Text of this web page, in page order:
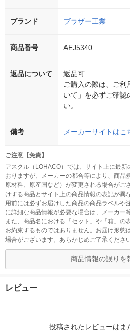
ブランド ブラザー工業
商品番号 AEJ5340
返品について
返品可
ご購入の際は、ご利
いて」を必ずご確認
い。
備考 メーカーサイトはこ
ご注意【免責】
アスクル（LOHACO）では、サイト上に最
おりますが、メーカーの都合等により、商品
原材料、原産国など）が変更される場合がご
けする商品とサイト上の商品情報の表記が異
用前には必ずお届けした商品の商品ラベルや
に詳細な商品情報が必要な場合は、メーカー
また、商品名における「セット」や「箱」の
お約束するものではありません。お届け形態
場合がございます。あらかじめご了承ください
商品情報の誤りを
レビュー
投稿されたレビューはま